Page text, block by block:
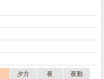
夕方 夜
夜勤